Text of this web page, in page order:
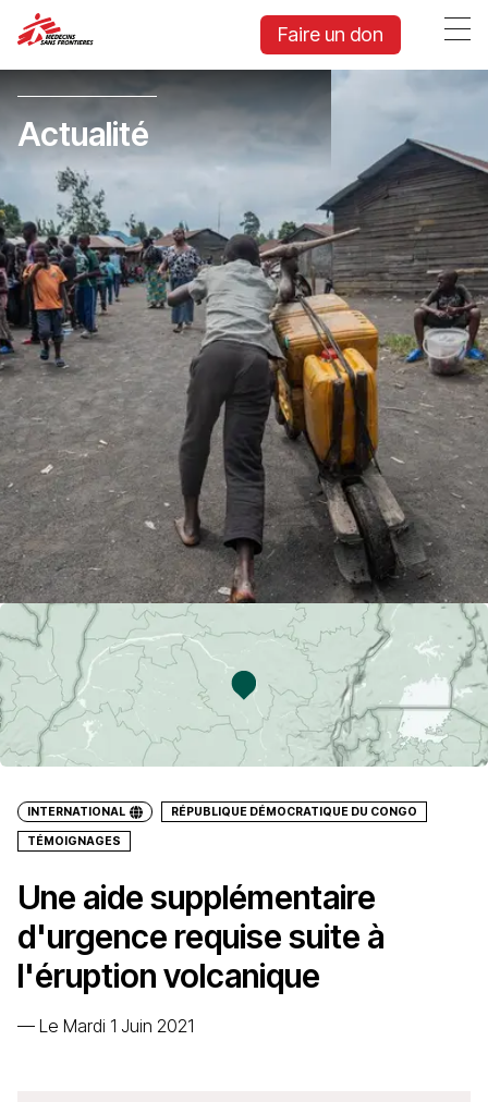
Faire un don
Actualité
INTERNATIONAL RÉPUBLIQUE DÉMOCRATIQUE DU CONGO
TÉMOIGNAGES
Une aide supplémentaire
d'urgence requise suite à
l'éruption volcanique
— Le Mardi 1 Juin 2021